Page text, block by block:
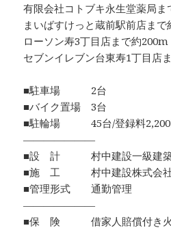
有限会社コトブキ永生堂薬局ま
まいばすけっと蔵前駅前店ま
ローソン寿3丁目店まで約200m
セブンイレブン台東寿1丁目店
■駐車場 2台
■バイク置場 3台
■駐輪場 45台/登録料2,200
―――――――
■設 計 村中建設一級建築
■施 工 村中建設株式会
■管理形式 通勤管理
―――――――
■保 険 借家人賠償付き火